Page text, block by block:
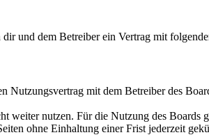
und dem Betreiber ein Vertrag mit
mit dem Betreiber des
weiter nutzen. Für die Nutzung des
ohne Einhaltung einer Frist jederzeit